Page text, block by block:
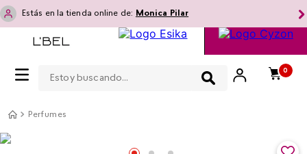
Estás en la tienda online de: Monica Pilar
0
Perfumes